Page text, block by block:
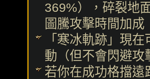
369%），碎裂地
圖騰攻擊時間加
「寒冰軌跡」現
動（但不會閃避攻
若你在成功格擋遠